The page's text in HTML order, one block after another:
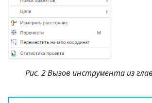
Рис. 2 Вызов инструмента из